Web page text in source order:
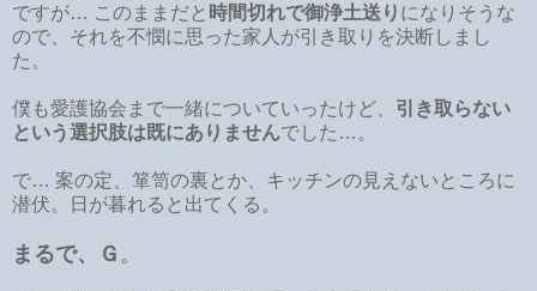
ですが… このままだと 時間切れで御浄土送り になりそうな
ので、それを不憫に思った家人が引き取りを決断しまし
た。
僕も愛護協会まで一緒についていったけど、 引き取らない
という選択肢は既にありませんでした…。
で… 案の定、箪笥の裏とか、キッチンの見えないところに
潜伏。日が暮れると出てくる。
まるで、Ｇ 。